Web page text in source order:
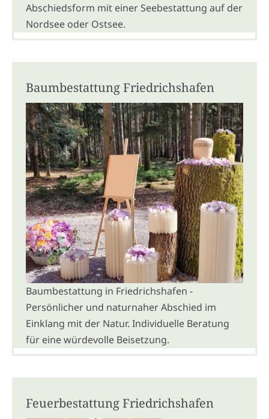
Abschiedsform mit einer Seebestattung auf der
Nordsee oder Ostsee.
Baumbestattung Friedrichshafen
Baumbestattung in Friedrichshafen -
Persönlicher und naturnaher Abschied im
Einklang mit der Natur. Individuelle Beratung
für eine würdevolle Beisetzung.
Feuerbestattung Friedrichshafen